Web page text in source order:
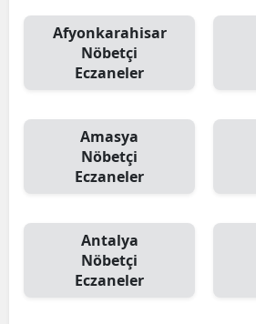
Afyonkarahisar
Nöbetçi
Eczaneler
Amasya
Nöbetçi
Eczaneler
Antalya
Nöbetçi
Eczaneler